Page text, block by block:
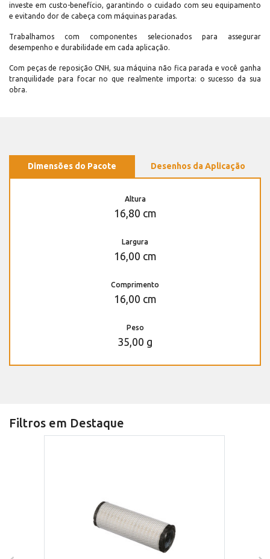
investe em custo-benefício, garantindo o cuidado com seu equipamento
e evitando dor de cabeça com máquinas paradas.
Trabalhamos com componentes selecionados para assegurar
desempenho e durabilidade em cada aplicação.
Com peças de reposição CNH, sua máquina não fica parada e você ganha
tranquilidade para focar no que realmente importa: o sucesso da sua
obra.
Dimensões do Pacote Desenhos da Aplicação
Altura
16,80 cm
Largura
16,00 cm
Comprimento
16,00 cm
Peso
35,00 g
Filtros em Destaque